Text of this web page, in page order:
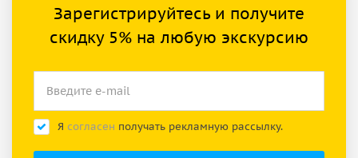
Зарегистрируйтесь и получите
скидку 5% на любую экскурсию
Я согласен получать рекламную рассылку.